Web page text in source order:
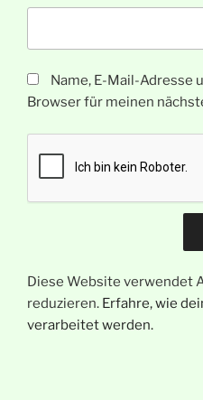
Name, E-Mail-Adresse
Browser für meinen
Diese Website verwendet
reduzieren. Erfahre, wie
verarbeitet werden.